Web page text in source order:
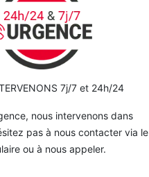
7j/7 et 24h/24
nous intervenons dans
pas à nous contacter via le
ou à nous appeler.